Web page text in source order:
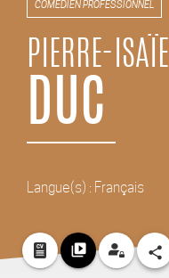
COMÉDIEN PROFESSIONNEL
PIERRE-ISAÏE
DUC
Langue(s) : Français
video_library share